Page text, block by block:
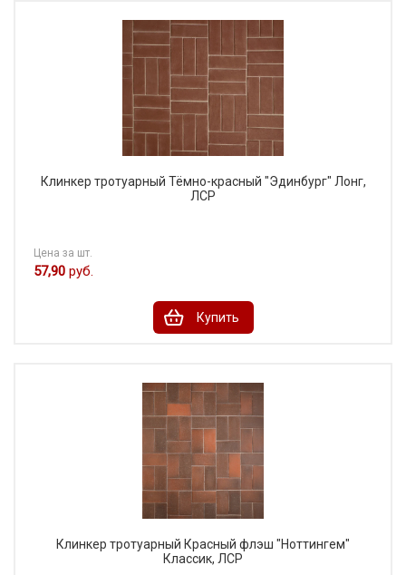
Клинкер тротуарный Тёмно-красный "Эдинбург" Лонг,
ЛСР
Цена за шт.
57,90 руб.
Купить
Клинкер тротуарный Красный флэш "Ноттингем"
Классик, ЛСР